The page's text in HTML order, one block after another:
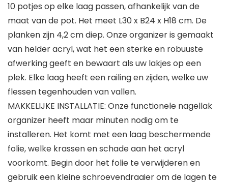
10 potjes op elke laag passen, afhankelijk van de
maat van de pot. Het meet L30 x B24 x H18 cm. De
planken zijn 4,2 cm diep. Onze organizer is gemaakt
van helder acryl, wat het een sterke en robuuste
afwerking geeft en bewaart als uw lakjes op een
plek. Elke laag heeft een railing en zijden, welke uw
flessen tegenhouden van vallen.
MAKKELIJKE INSTALLATIE: Onze functionele nagellak
organizer heeft maar minuten nodig om te
installeren. Het komt met een laag beschermende
folie, welke krassen en schade aan het acryl
voorkomt. Begin door het folie te verwijderen en
gebruik een kleine schroevendraaier om de lagen te